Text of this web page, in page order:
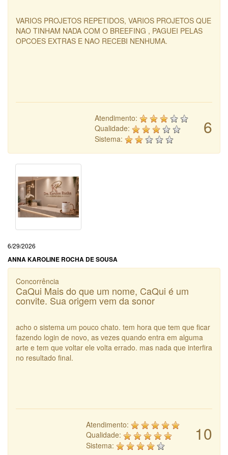
VARIOS PROJETOS REPETIDOS, VARIOS PROJETOS QUE
NAO TINHAM NADA COM O BREEFING , PAGUEI PELAS
OPCOES EXTRAS E NAO RECEBI NENHUMA.
6
Atendimento:
Qualidade:
Sistema:
6/29/2026
ANNA KAROLINE ROCHA DE SOUSA
Concorrência
CaQui Mais do que um nome, CaQui é um
convite. Sua origem vem da sonor
acho o sistema um pouco chato. tem hora que tem que ficar
fazendo login de novo, as vezes quando entra em alguma
arte e tem que voltar ele volta errado. mas nada que interfira
no resultado final.
10
Atendimento:
Qualidade:
Sistema: